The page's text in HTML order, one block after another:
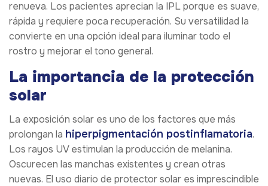
renueva. Los pacientes aprecian la IPL porque es suave,
rápida y requiere poca recuperación. Su versatilidad la
convierte en una opción ideal para iluminar todo el
rostro y mejorar el tono general.
La importancia de la protección
solar
La exposición solar es uno de los factores que más
prolongan la hiperpigmentación postinflamatoria.
Los rayos UV estimulan la producción de melanina.
Oscurecen las manchas existentes y crean otras
nuevas. El uso diario de protector solar es imprescindible